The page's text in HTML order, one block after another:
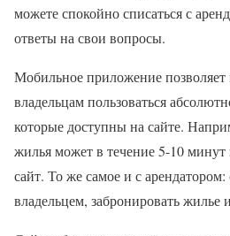
можете спокойно списаться с
ответы на свои вопросы.
Мобильное приложение
владельцам пользоваться
которые доступны на сайте.
жилья может в течение 5-10 минут
сайт. То же самое и с арендатором:
владельцем, забронировать жилье